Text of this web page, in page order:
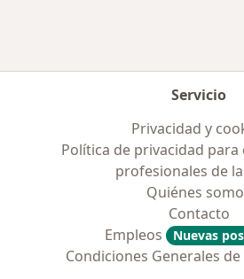
Servicio
Privacidad y
Política de privacidad
profesionales de
Quiénes
Contacto
Empleos
Nuevas
Condiciones Generales